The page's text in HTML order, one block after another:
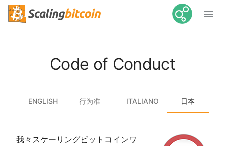

Code of Conduct
ENGLISH 行为准 ITALIANO 日本
我々スケーリングビットコインワ